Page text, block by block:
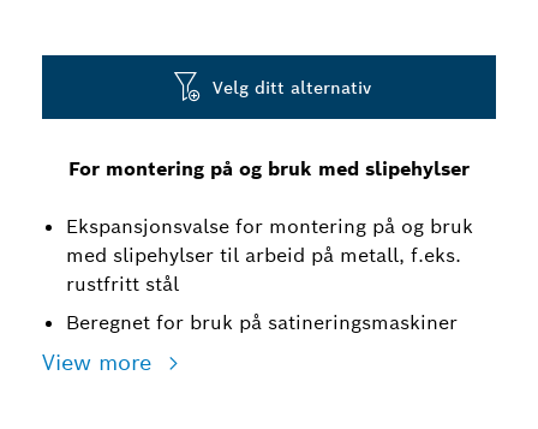
For montering på og bruk med slipehylser
Ekspansjonsvalse for montering på og bruk
med slipehylser til arbeid på metall, f.eks.
rustfritt stål
Beregnet for bruk på satineringsmaskiner
View more
Velg ditt alternativ